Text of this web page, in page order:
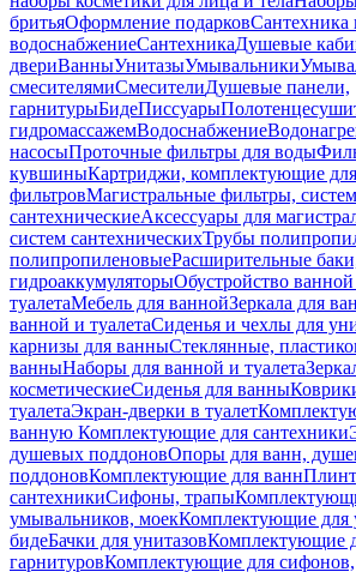
бритьяОформление подарковСантехника
водоснабжениеСантехникаДушевые
двериВанныУнитазыУмывальники
смесителямиСмесителиДушевые панели,
гарнитурыБидеПиссуары
гидромассажемВодоснабжение
насосыПроточные фильтры для воды
кувшиныКартриджи, комплектующие
фильтровМагистральные фильтры,
сантехническиеАксессуары для
систем сантехническихТрубы
полипропиленовыеРасширительные
гидроаккумуляторыОбустройство
туалетаМебель для ваннойЗеркала для
ванной и туалетаСиденья и чехлы для
карнизы для ванныСтеклянные,
ванныНаборы для ванной и туалета
косметическиеСиденья для ванны
туалетаЭкран-дверки в туалет
ванную Комплектующие для сантехники
душевых поддоновОпоры для ванн,
поддоновКомплектующие для ванн
сантехникиСифоны, трапы
умывальников, моекКомплектующие для
бидеБачки для унитазовКомплектующие
гарнитуровКомплектующие для сифонов,